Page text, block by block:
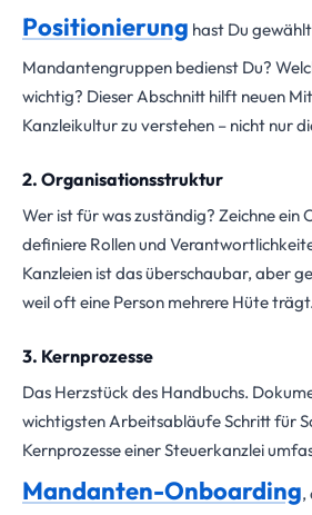
Positionierung hast Du
Mandantengruppen bedienst Du?
wichtig? Dieser Abschnitt hilft neuen
Kanzleikultur zu verstehen – nicht nur
2. Organisationsstruktur
Wer ist für was zuständig? Zeichne ein
definiere Rollen und
Kanzleien ist das überschaubar, aber
weil oft eine Person mehrere Hüte trägt.
3. Kernprozesse
Das Herzstück des Handbuchs.
wichtigsten Arbeitsabläufe Schritt für
Kernprozesse einer Steuerkanzlei
Mandanten-Onboarding,